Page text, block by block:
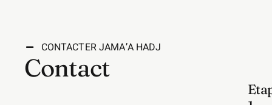
CONTACTER JAMA’A HADJ
Contact